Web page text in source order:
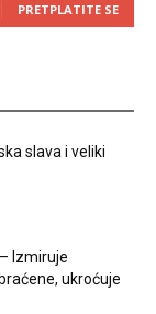
PRETPLATITE SE
slava i veliki
– Izmiruje
ukroćuje